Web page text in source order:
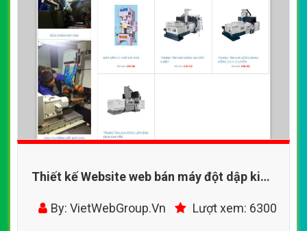
Thiết kế Website web bán máy đột dập kim
loại - maygiacongcokhivn
By: VietWebGroup.Vn Lượt xem: 6300